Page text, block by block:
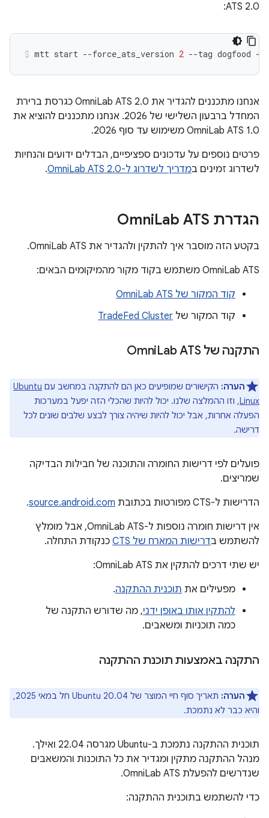
ATS 2.0:
mtt start --force_ats_version 2 --tag dogfood
אנחנו מתכננים להגדיר את OmniLab ATS 2.0 כגרסת ברירת
המחדל ברבעון השלישי של 2026. אנחנו מתכננים להוציא את
OmniLab ATS 1.0 משימוש עד סוף 2026.
פרטים נוספים על עדכונים ספציפיים, הבדלים ידועים והנחיות
לשדרוג זמינים במדריך לשדרוג ל-OmniLab ATS 2.0 .
הגדרת Omni Lab ATS
בקטע הזה מוסבר איך להתקין ולהגדיר את OmniLab ATS.
‫OmniLab ATS משתמש בקוד מקור מהמיקומים הבאים:
קוד המקור של OmniLab ATS
קוד המקור של TradeFed Cluster
התקנה של OmniLab ATS
הערה: הקישורים שמופיעים כאן הם להתקנה במחשב עם Ubuntu
Linux, וזו ההמלצה שלנו. יכול להיות שהכלי הזה יפעל במערכות
הפעלה אחרות, אבל יכול להיות שיהיה צורך לבצע שלבים שונים לכל
דרישה.
פועלים לפי דרישות החומרה והתוכנה של חבילות הבדיקה
שמריצים.
הדרישות ל-CTS מפורטות בכתובת
source.android.com
.
אין דרישות חומרה נוספות ל-OmniLab ATS, אבל מומלץ
להשתמש בדרישות המארח של CTS
כנקודת התחלה.
יש שתי דרכים להתקין את OmniLab ATS:
מפעילים את תוכנית ההתקנה.
להתקין אותו באופן ידני, מה שדורש התקנה של
כמה תוכניות ומשאבים.
התקנה באמצעות תוכנת ההתקנה
הערה:
תאריך סוף חיי המוצר של Ubuntu 20.04 חל במאי 2025,
והיא כבר לא נתמכת.
תוכנית ההתקנה נתמכת ב-Ubuntu מגרסה 22.04 ואילך.
מנהל ההתקנה מתקין ומגדיר את כל התוכנות והמשאבים
שנדרשים להפעלת OmniLab ATS.
כדי להשתמש בתוכנית ההתקנה: